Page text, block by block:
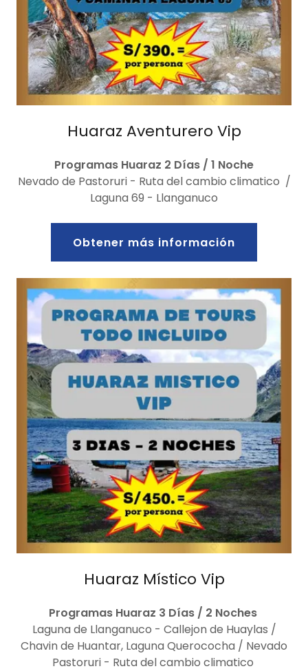
Huaraz Aventurero Vip
Programas Huaraz 2 Días / 1 Noche
Nevado de Pastoruri - Ruta del cambio climatico /
Laguna 69 - Llanganuco
Obtener más información
Huaraz Místico Vip
Programas Huaraz 3 Días / 2 Noches
Laguna de Llanganuco - Callejon de Huaylas /
Chavin de Huantar, Laguna Querococha / Nevado
Pastoruri - Ruta del cambio climatico